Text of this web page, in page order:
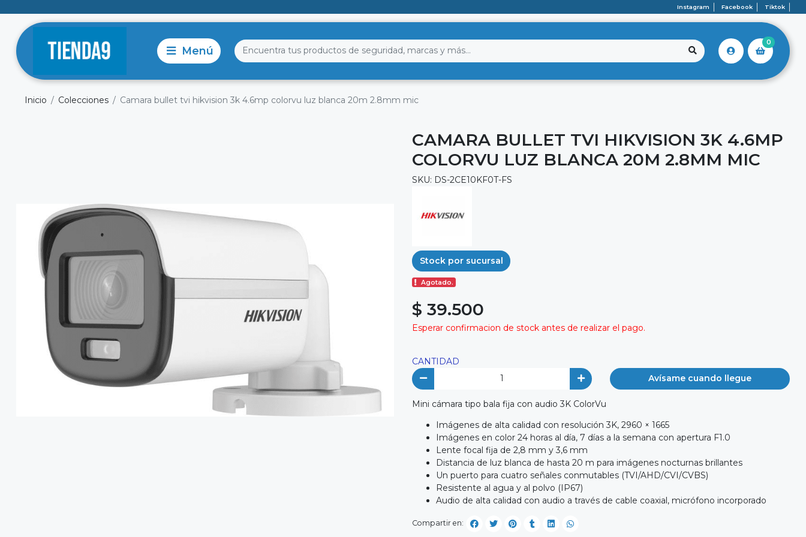
Instagram Facebook Tiktok
0
Inicio Colecciones Camara bullet tvi hikvision 3k 4.6mp colorvu luz blanca 20m 2.8mm mic
CAMARA BULLET TVI HIKVISION 3K 4.6MP
COLORVU LUZ BLANCA 20M 2.8MM MIC
SKU: DS-2CE10KF0T-FS
Stock por sucursal
Agotado.
$ 39.500
Esperar confirmacion de stock antes de realizar el pago.
CANTIDAD
Avísame cuando llegue
Mini cámara tipo bala fija con audio 3K ColorVu
Imágenes de alta calidad con resolución 3K, 2960 × 1665
Imágenes en color 24 horas al día, 7 días a la semana con apertura F1.0
Lente focal fija de 2,8 mm y 3,6 mm
Distancia de luz blanca de hasta 20 m para imágenes nocturnas brillantes
Un puerto para cuatro señales conmutables (TVI/AHD/CVI/CVBS)
Resistente al agua y al polvo (IP67)
Audio de alta calidad con audio a través de cable coaxial, micrófono incorporado
Compartir en: